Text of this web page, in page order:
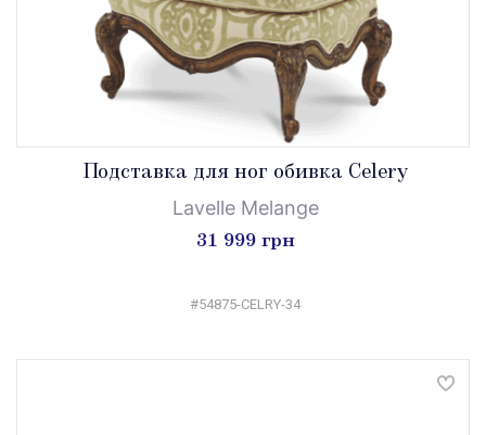
Подставка для ног обивка Celery
Lavelle Melange
31 999 грн
#54875-CELRY-34